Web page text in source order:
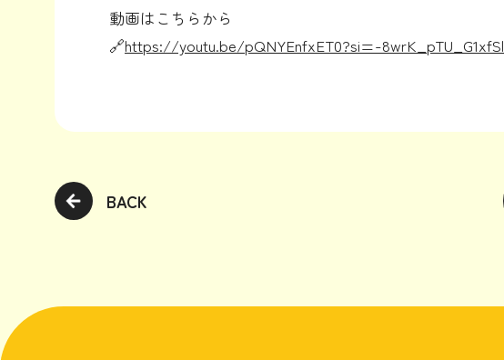
動画はこちらから
🔗https://youtu.be/pQNYEnfxET0?si=-8wrK_pTU_G1xfSl
BACK